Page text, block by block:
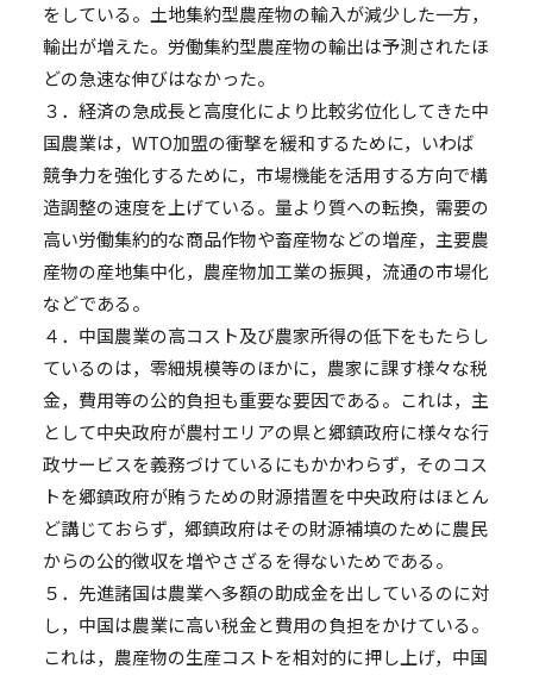
をしている。土地集約型農産物の輸入が減少した一方，
輸出が増えた。労働集約型農産物の輸出は予測されたほ
どの急速な伸びはなかった。
３．経済の急成長と高度化により比較劣位化してきた中
国農業は，WTO加盟の衝撃を緩和するために，いわば
競争力を強化するために，市場機能を活用する方向で構
造調整の速度を上げている。量より質への転換，需要の
高い労働集約的な商品作物や畜産物などの増産，主要農
産物の産地集中化，農産物加工業の振興，流通の市場化
などである。
４．中国農業の高コスト及び農家所得の低下をもたらし
ているのは，零細規模等のほかに，農家に課す様々な税
金，費用等の公的負担も重要な要因である。これは，主
として中央政府が農村エリアの県と郷鎮政府に様々な行
政サービスを義務づけているにもかかわらず，そのコス
トを郷鎮政府が賄うための財源措置を中央政府はほとん
ど講じておらず，郷鎮政府はその財源補填のために農民
からの公的徴収を増やさざるを得ないためである。
５．先進諸国は農業へ多額の助成金を出しているのに対
し，中国は農業に高い税金と費用の負担をかけている。
これは，農産物の生産コストを相対的に押し上げ，中国